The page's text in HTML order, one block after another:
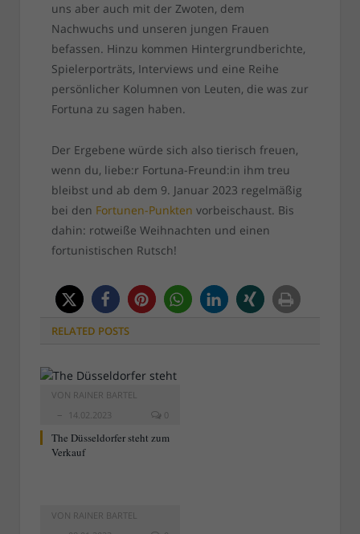
uns aber auch mit der Zwoten, dem
Nachwuchs und unseren jungen Frauen
befassen. Hinzu kommen Hintergrundberichte,
Spielerporträts, Interviews und eine Reihe
persönlicher Kolumnen von Leuten, die was zur
Fortuna zu sagen haben.
Der Ergebene würde sich also tierisch freuen,
wenn du, liebe:r Fortuna-Freund:in ihm treu
bleibst und ab dem 9. Januar 2023 regelmäßig
bei den Fortunen-Punkten vorbeischaust. Bis
dahin: rotweiße Weihnachten und einen
fortunistischen Rutsch!
RELATED POSTS
VON RAINER BARTEL
14.02.2023
0
The Düsseldorfer steht zum
Verkauf
VON RAINER BARTEL